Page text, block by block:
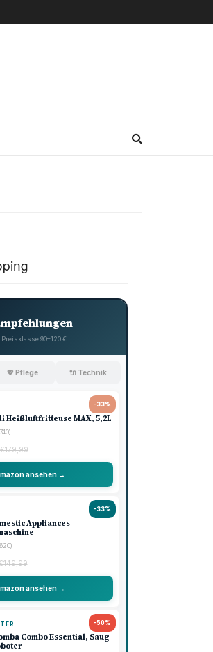
90–120 €
💖 Pflege 🔌 Technik
-33%
Heißluftfritteuse MAX, 5,2L
€179,99
ansehen →
-33%
Appliances
ansehen →
-50%
Combo Essential, Saug-